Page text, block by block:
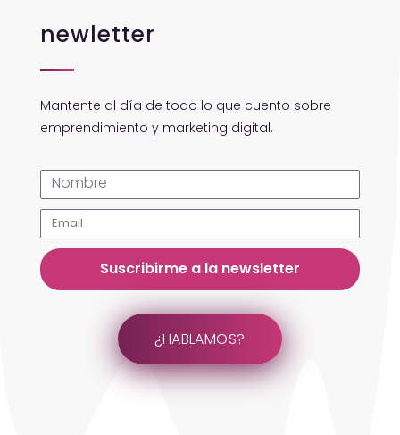
newletter
Mantente al día de todo lo que cuento sobre
emprendimiento y marketing digital.
Suscribirme a la newsletter
¿HABLAMOS?